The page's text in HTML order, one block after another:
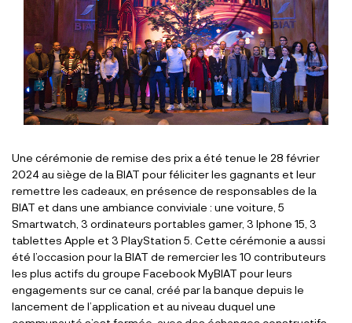
Une cérémonie de remise des prix a été tenue le 28 février
2024 au siège de la BIAT pour féliciter les gagnants et leur
remettre les cadeaux, en présence de responsables de la
BIAT et dans une ambiance conviviale : une voiture, 5
Smartwatch, 3 ordinateurs portables gamer, 3 Iphone 15, 3
tablettes Apple et 3 PlayStation 5. Cette cérémonie a aussi
été l’occasion pour la BIAT de remercier les 10 contributeurs
les plus actifs du groupe Facebook MyBIAT pour leurs
engagements sur ce canal, créé par la banque depuis le
lancement de l’application et au niveau duquel une